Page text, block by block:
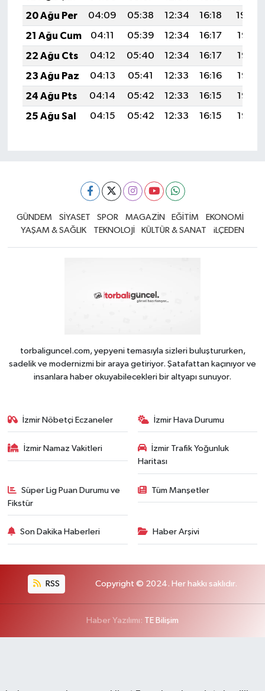
20 Ağu Per
04:09 05:38 12:34 16:18
19:20
21 Ağu Cum
04:11 05:39 12:34 16:17
19:19
22 Ağu Cts
04:12 05:40 12:34 16:17
19:17
23 Ağu Paz
04:13 05:41 12:33 16:16
19:16
24 Ağu Pts
04:14 05:42 12:33 16:15
19:15
25 Ağu Sal
04:15 05:42 12:33 16:15 19:13
GÜNDEM SİYASET SPOR MAGAZİN EĞİTİM
EKONOMİ
YAŞAM & SAĞLIK
TEKNOLOJİ KÜLTÜR & SANAT iLÇEDEN
torbaliguncel.com, yepyeni temasıyla sizleri buluştururken,
sadelik ve modernizmi bir araya getiriyor. Şatafattan kaçınıyor ve
insanlara haber okuyabilecekleri bir altyapı sunuyor.
İzmir Nöbetçi Eczaneler İzmir Hava Durumu
İzmir Namaz Vakitleri
İzmir Trafik Yoğunluk
Haritası
Süper Lig Puan Durumu ve
Fikstür
Tüm Manşetler
Son Dakika Haberleri Haber Arşivi
RSS Copyright © 2024. Her hakkı saklıdır.
Haber Yazılımı: TE Bilişim